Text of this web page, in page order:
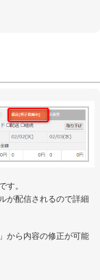
す。
が配信されるので詳細
から内容の修正が可能